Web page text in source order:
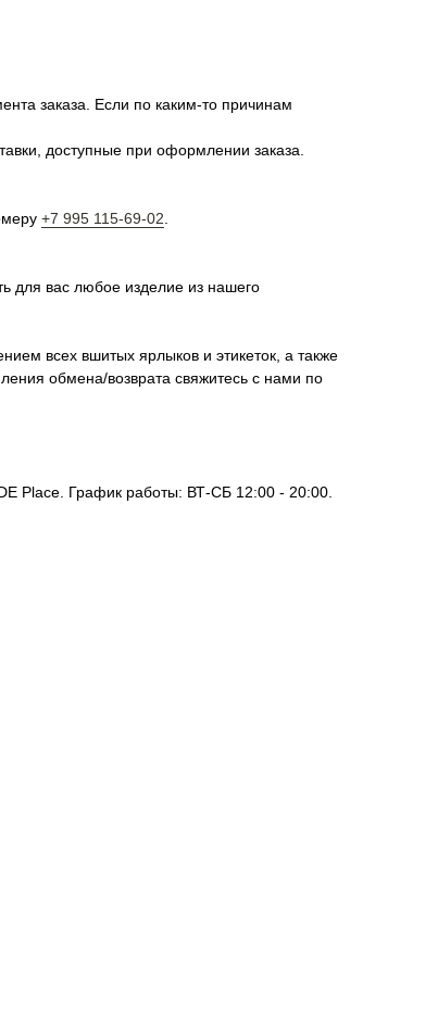
заказа. Если по каким-то причинам
доступные при оформлении заказа.
+7 995 115-69-02
для вас любое изделие из нашего
всех вшитых ярлыков и этикеток, а также
обмена/возврата свяжитесь с нами по
Place. График работы: ВТ-СБ 12:00 - 20:00.